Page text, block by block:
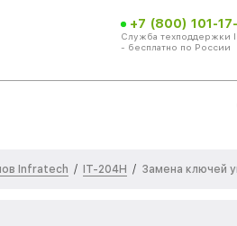
+7 (800) 101-
Служба техподдержки
- бесплатно по России
Infratech / IT-204H / Замена ключей